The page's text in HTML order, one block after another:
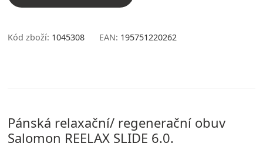
Kód zboží: 1045308 EAN: 195751220262
Pánská relaxační/ regenerační obuv
Salomon REELAX SLIDE 6.0.